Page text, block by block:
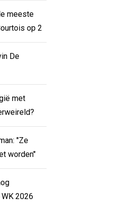
meeste
op 2
De
met
"Ze
worden"
2026